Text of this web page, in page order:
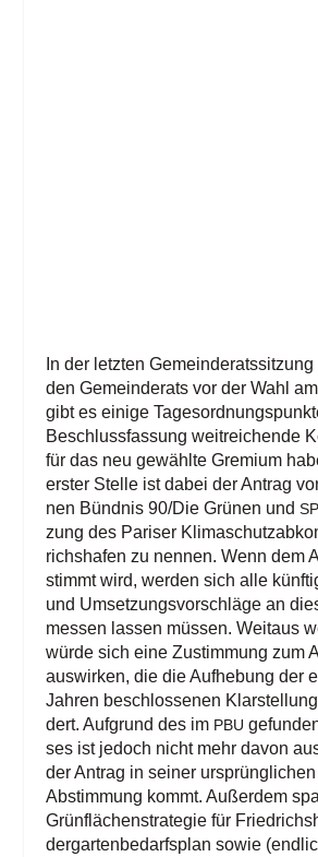
In der letz­ten
den Gemein­de­rats vor der Wahl
gibt es eini­ge
Beschluss­fas­sung weit­rei­chen­de
für das neu gewähl­te Gre­mi­um
ers­ter Stel­le ist dabei der Antrag
nen Bünd­nis 90/​Die Grü­nen und
zung des Pari­ser
richs­ha­fen zu nen­nen. Wenn dem
stimmt wird, wer­den sich alle
und Umset­zungs­vor­schlä­ge an
mes­sen las­sen müs­sen. Weit­aus
wür­de sich eine Zustim­mung zum
aus­wir­ken, die die Auf­he­bung der
Jah­ren beschlos­se­nen
dert. Auf­grund des im PBU
ses ist jedoch nicht mehr davon
der Antrag in sei­ner
Abstim­mung kommt. Außer­dem
Grün­flä­chen­stra­te­gie für
der­gar­ten­be­darfs­plan sowie